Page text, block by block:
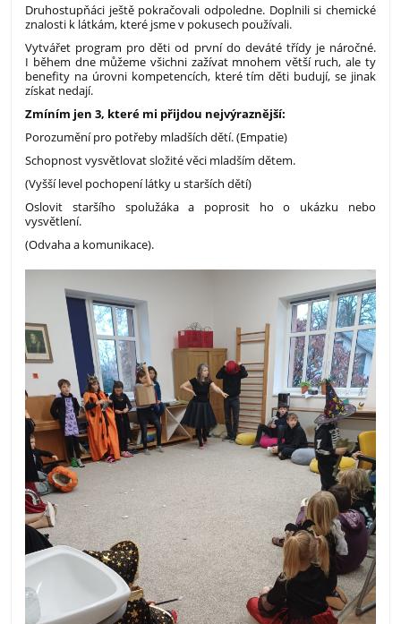
Druhostupňáci ještě pokračovali odpoledne. Doplnili si chemické
znalosti k látkám, které jsme v pokusech používali.
Vytvářet program pro děti od první do deváté třídy je náročné.
I během dne můžeme všichni zažívat mnohem větší ruch, ale ty
benefity na úrovni kompetencích, které tím děti budují, se jinak
získat nedají.
Zmíním jen 3, které mi přijdou nejvýraznější:
Porozumění pro potřeby mladších dětí. (Empatie)
Schopnost vysvětlovat složité věci mladším dětem.
(Vyšší level pochopení látky u starších dětí)
Oslovit staršího spolužáka a poprosit ho o ukázku nebo
vysvětlení.
(Odvaha a komunikace).